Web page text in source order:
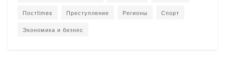
Постtimes Преступление Регионы Спорт
Экономика и бизнес